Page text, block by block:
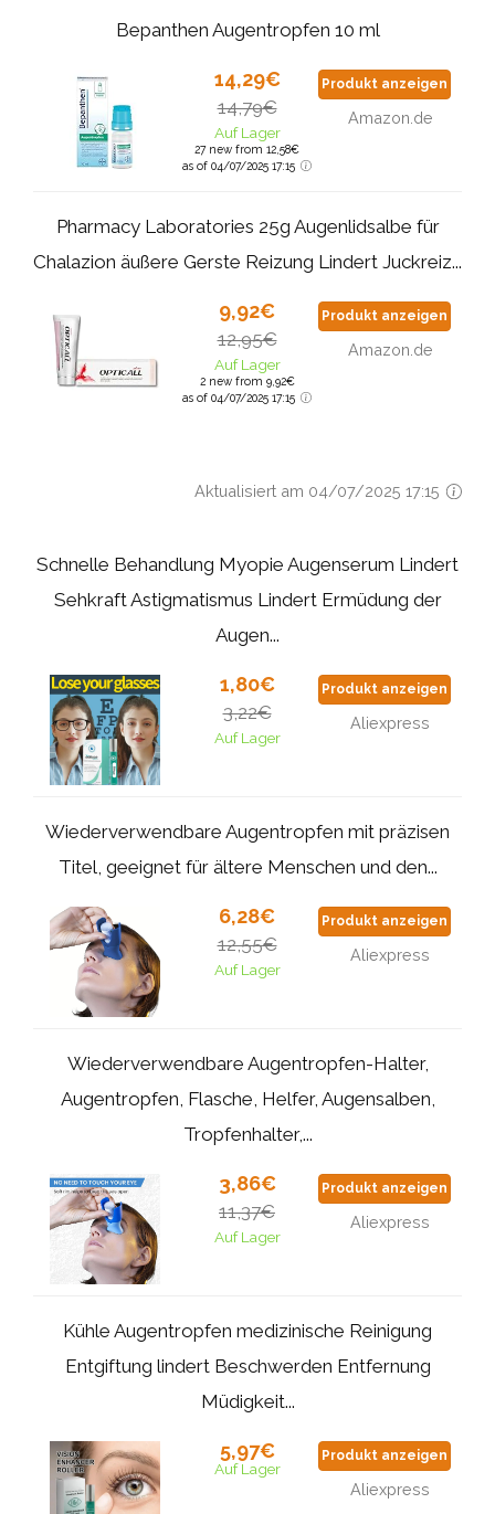
Bepanthen Augentropfen 10 ml
14,29€
14,79€
Auf Lager
27 new from 12,58€
as of 04/07/2025 17:15
Produkt anzeigen
Amazon.de
Pharmacy Laboratories 25g Augenlidsalbe für
Chalazion äußere Gerste Reizung Lindert Juckreiz...
9,92€
12,95€
Auf Lager
2 new from 9,92€
as of 04/07/2025 17:15
Produkt anzeigen
Amazon.de
Aktualisiert am 04/07/2025 17:15
Schnelle Behandlung Myopie Augenserum Lindert
Sehkraft Astigmatismus Lindert Ermüdung der
Augen...
1,80€
3,22€
Auf Lager
Produkt anzeigen
Aliexpress
Wiederverwendbare Augentropfen mit präzisen
Titel, geeignet für ältere Menschen und den...
6,28€
12,55€
Auf Lager
Produkt anzeigen
Aliexpress
Wiederverwendbare Augentropfen-Halter,
Augentropfen, Flasche, Helfer, Augensalben,
Tropfenhalter,...
3,86€
11,37€
Auf Lager
Produkt anzeigen
Aliexpress
Kühle Augentropfen medizinische Reinigung
Entgiftung lindert Beschwerden Entfernung
Müdigkeit...
5,97€
Auf Lager
Produkt anzeigen
Aliexpress